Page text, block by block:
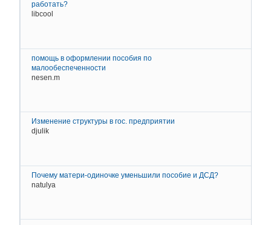
работать?
libcool
помощь в оформлении пособия по
малообеспеченности
nesen.m
Изменение структуры в гос. предприятии
djulik
Почему матери-одиночке уменьшили пособие и ДСД?
natulya